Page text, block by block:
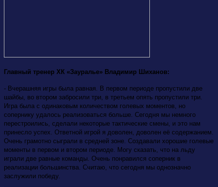
Главный тренер ХК «Зауралье» Владимир Шиханов:
- Вчерашняя игры была равная. В первом периоде пропустили две
шайбы, во втором забросили три, в третьем опять пропустили три.
Игра была с одинаковым количеством голевых моментов, но
сопернику удалось реализоваться больше. Сегодня мы немного
перестроились, сделали некоторые тактические смены, и это нам
принесло успех. Ответной игрой я доволен, доволен её содержанием.
Очень грамотно сыграли в средней зоне. Создавали хорошие голевые
моменты в первом и втором периоде. Могу сказать, что на льду
играли две равные команды. Очень понравился соперник в
реализации большинства. Считаю, что сегодня мы однозначно
заслужили победу.